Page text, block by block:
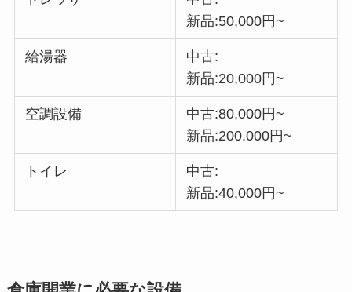
新品:50,000円~
給湯器
中古:
新品:20,000円~
空調設備
中古:80,000円~
新品:200,000円~
トイレ
中古:
新品:40,000円~